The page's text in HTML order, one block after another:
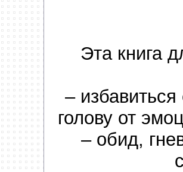
Эта книга
–
голову от
– обид,